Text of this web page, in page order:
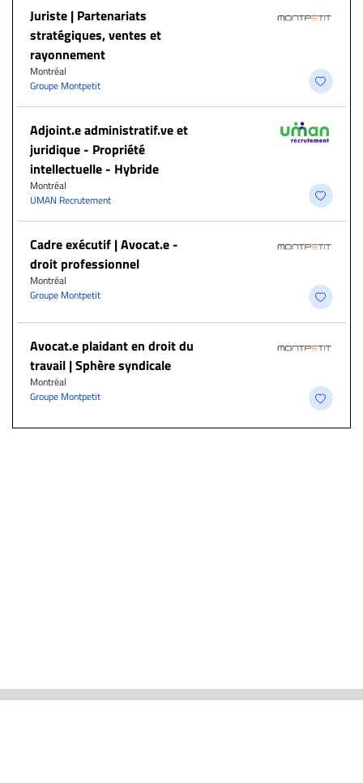
Juriste | Partenariats
stratégiques, ventes et
rayonnement
Montréal
Groupe Montpetit
Adjoint.e administratif.ve et
juridique - Propriété
intellectuelle - Hybride
Montréal
UMAN Recrutement
Cadre exécutif | Avocat.e -
droit professionnel
Montréal
Groupe Montpetit
Avocat.e plaidant en droit du
travail | Sphère syndicale
Montréal
Groupe Montpetit